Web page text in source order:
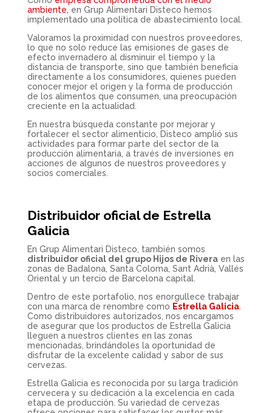
ambiente, en Grup Alimentari Disteco hemos
implementado una política de abastecimiento local.
Valoramos la proximidad con nuestros proveedores,
lo que no solo reduce las emisiones de gases de
efecto invernadero al disminuir el tiempo y la
distancia de transporte, sino que también beneficia
directamente a los consumidores, quienes pueden
conocer mejor el origen y la forma de producción
de los alimentos que consumen, una preocupación
creciente en la actualidad.
En nuestra búsqueda constante por mejorar y
fortalecer el sector alimenticio, Disteco amplió sus
actividades para formar parte del sector de la
producción alimentaria, a través de inversiones en
acciones de algunos de nuestros proveedores y
socios comerciales.
Distribuidor oficial de Estrella
Galicia
En Grup Alimentari Disteco, también somos
distribuidor oficial del grupo Hijos de Riveraen las
zonas de Badalona, Santa Coloma, Sant Adrià, Vallés
Oriental y un tercio de Barcelona capital.
Dentro de este portafolio, nos enorgullece trabajar
con una marca de renombre como Estrella Galicia.
Como distribuidores autorizados, nos encargamos
de asegurar que los productos de Estrella Galicia
lleguen a nuestros clientes en las zonas
mencionadas, brindándoles la oportunidad de
disfrutar de la excelente calidad y sabor de sus
cervezas.
Estrella Galicia es reconocida por su larga tradición
cervecera y su dedicación a la excelencia en cada
etapa de producción. Su variedad de cervezas